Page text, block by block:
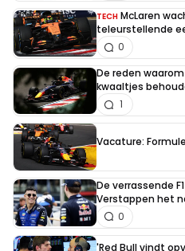
TECH McLaren
teleurstellende
0
De reden
kwaaltjes
1
Vacature:
De verrassende
Verstappen het
0
'Red Bull vindt